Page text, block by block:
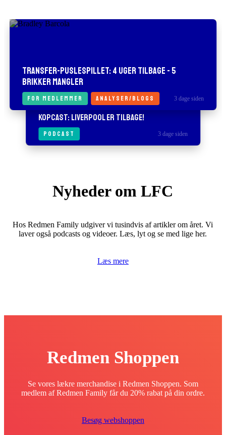
Transfer-puslespillet: 4 uger tilbage - 5
brikker mangler
FOR MEDLEMMER ANALYSER/BLOGS 3 dage siden
KOPCAST: LIVERPOOL ER TILBAGE!
PODCAST 3 dage siden
Nyheder om LFC
Hos Redmen Family udgiver vi tusindvis af artikler om året. Vi
laver også podcasts og videoer. Læs, lyt og se med lige her.
Læs mere
Redmen Shoppen
Se vores lækre merchandise i Redmen Shoppen. Som
medlem af Redmen Family får du 20% rabat på din ordre.
Besøg webshoppen